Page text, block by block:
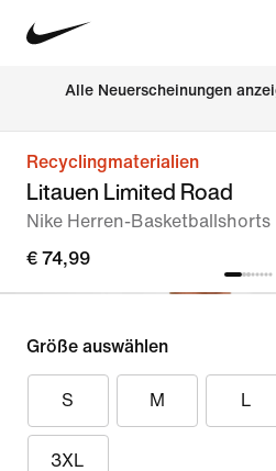
Alle Neuerscheinungen
Recyclingmaterialien
Litauen Limited Road
Nike Herren-Basketballshorts
€ 74,99
Größe auswählen
S M L
3XL